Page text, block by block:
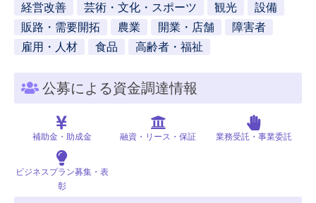
経営改善
芸術・文化・スポーツ 観光
設備
販路・需要開拓
農業 開業・店舗
障害者
雇用・人材
食品 高齢者・福祉
公募による資金調達情報
補助金・助成金 融資・リース・保証 業務受託・事業委託
ビジネスプラン募集・表
彰